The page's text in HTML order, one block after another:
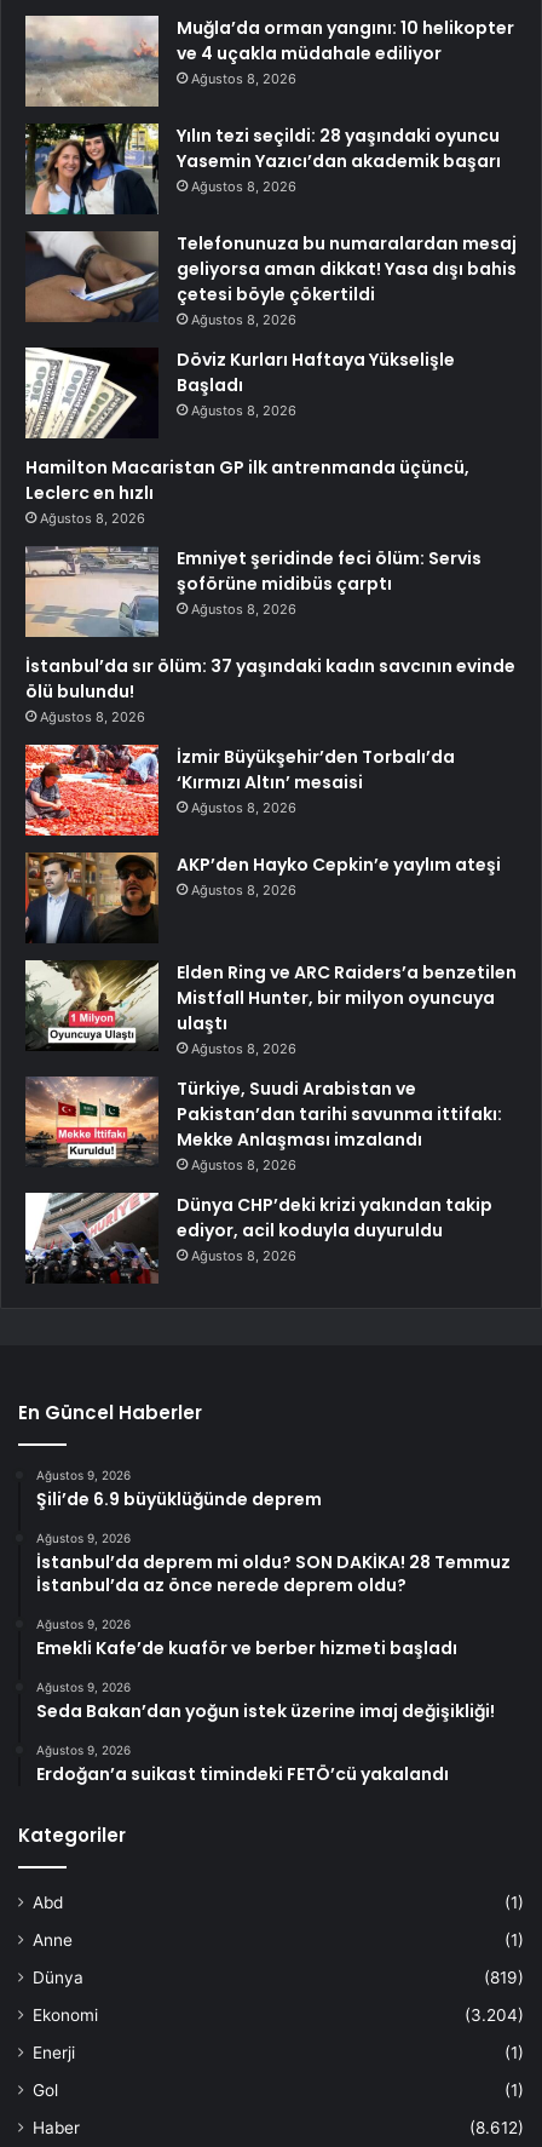
Muğla’da orman yangını: 10 helikopter
ve 4 uçakla müdahale ediliyor
Ağustos 8, 2026
Yılın tezi seçildi: 28 yaşındaki oyuncu
Yasemin Yazıcı’dan akademik başarı
Ağustos 8, 2026
Telefonunuza bu numaralardan mesaj
geliyorsa aman dikkat! Yasa dışı bahis
çetesi böyle çökertildi
Ağustos 8, 2026
Döviz Kurları Haftaya Yükselişle
Başladı
Ağustos 8, 2026
Hamilton Macaristan GP ilk antrenmanda üçüncü,
Leclerc en hızlı
Ağustos 8, 2026
Emniyet şeridinde feci ölüm: Servis
şoförüne midibüs çarptı
Ağustos 8, 2026
İstanbul’da sır ölüm: 37 yaşındaki kadın savcının evinde
ölü bulundu!
Ağustos 8, 2026
İzmir Büyükşehir’den Torbalı’da
‘Kırmızı Altın’ mesaisi
Ağustos 8, 2026
AKP’den Hayko Cepkin’e yaylım ateşi
Ağustos 8, 2026
Elden Ring ve ARC Raiders’a benzetilen
Mistfall Hunter, bir milyon oyuncuya
ulaştı
Ağustos 8, 2026
Türkiye, Suudi Arabistan ve
Pakistan’dan tarihi savunma ittifakı:
Mekke Anlaşması imzalandı
Ağustos 8, 2026
Dünya CHP’deki krizi yakından takip
ediyor, acil koduyla duyuruldu
Ağustos 8, 2026
En Güncel Haberler
Ağustos 9, 2026
Şili’de 6.9 büyüklüğünde deprem
Ağustos 9, 2026
İstanbul’da deprem mi oldu? SON DAKİKA! 28 Temmuz
İstanbul’da az önce nerede deprem oldu?
Ağustos 9, 2026
Emekli Kafe’de kuaför ve berber hizmeti başladı
Ağustos 9, 2026
Seda Bakan’dan yoğun istek üzerine imaj değişikliği!
Ağustos 9, 2026
Erdoğan’a suikast timindeki FETÖ’cü yakalandı
Kategoriler
Abd
(1)
Anne
(1)
Dünya
(819)
Ekonomi
(3.204)
Enerji
(1)
Gol
(1)
Haber
(8.612)